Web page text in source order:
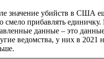
значение убийств в США
прибавлять единичку.
данные – это
ведомства, у них в 2021